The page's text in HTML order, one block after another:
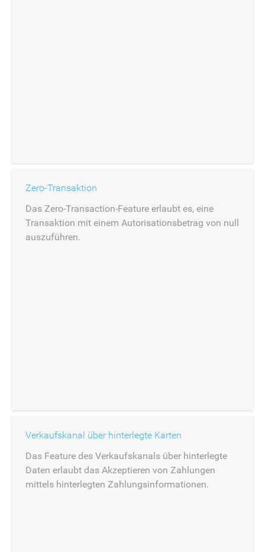
Zero-Transaktion
Das Zero-Transaction-Feature erlaubt es, eine
Transaktion mit einem Autorisationsbetrag von null
auszuführen.
Verkaufskanal über hinterlegte Karten
Das Feature des Verkaufskanals über hinterlegte
Daten erlaubt das Akzeptieren von Zahlungen
mittels hinterlegten Zahlungsinformationen.